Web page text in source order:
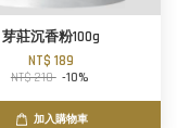
芽莊沉香粉100g
NT$ 189
NT$ 210 -10%
加入購物車